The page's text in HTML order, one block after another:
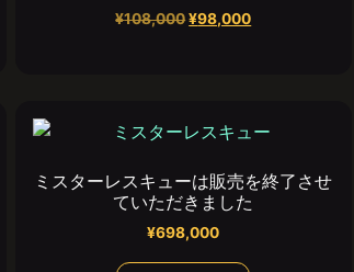
¥108,000¥98,000
ミスターレスキューは販売を終了させ
ていただきました
¥698,000